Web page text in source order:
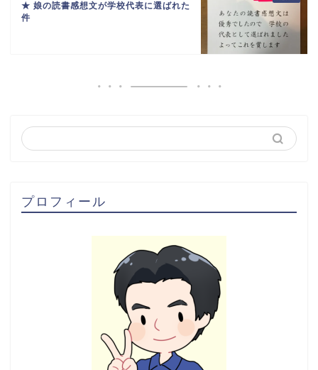
★ 娘の読書感想文が学校代表に選ばれた
件
プロフィール